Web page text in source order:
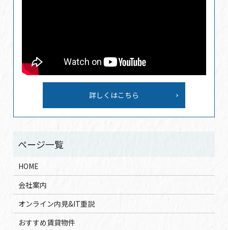
詳しくはこちら
HOME
会社案内
オンライン内見&IT重説
おすすめ賃貸物件